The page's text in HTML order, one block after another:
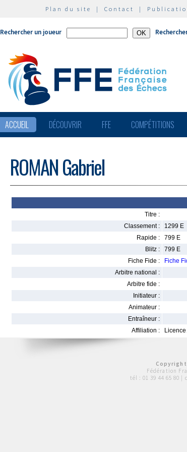
Plan du site | Contact |
Rechercher un joueur
ACCUEIL DÉCOUVRIR FFE COMPÉTITIONS
ROMAN Gabriel
Titre :
Classement :
1299 E
Rapide :
799 E
Blitz :
799 E
Fiche Fide :
Fiche
Arbitre national :
Arbitre fide :
Initiateur :
Animateur :
Entraîneur :
Affiliation :
Fédération
tél : 01 39 44 65 80 |